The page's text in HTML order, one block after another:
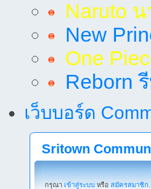
Naruto น
New
One
Reborn
เว็บบอร์ด
Sritown
กรุณา เข้าสู่ระบบ หรือ สมัครสมาชิก